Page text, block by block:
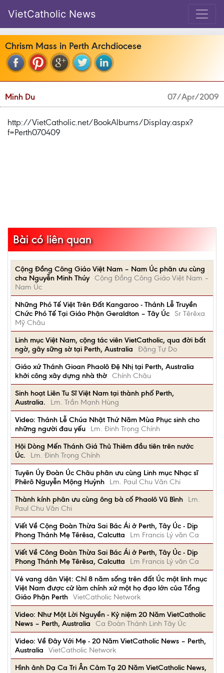
VietCatholic News
Chrism Mass in Perth Archdiocese
Minh Du 07/Apr/2009
http://VietCatholic.net/BookAlbums/Display.aspx?
f=Perth070409
Bài có liên quan
Cộng Đồng Công Giáo Việt Nam – Nam Úc phân ưu cùng
cha Nguyễn Minh Thúy Cộng Đồng Công Giáo Việt Nam –
Nam Úc
Những Phó Tế Việt Trên Đất Kangaroo - Thánh Lễ Truyền
Chức Phó Tế Tại Giáo Phận Geraldton – Tây Úc
Sr Têrêxa
Mỹ Châu
Linh mục Việt Nam, cộng tác viên VietCatholic, qua đời bất
ngờ, gây sững sờ tại Perth, Australia
Đặng Tự Do
Giáo xứ Thánh Gioan Phaolô Đệ Nhị tại Perth, Australia
khởi công xây dựng nhà thờ Chính Châu
Sinh hoạt Liên Tu Sĩ Việt Nam tại thành phố Perth,
Australia.
Lm. Trần Mạnh Hùng
Video: Thánh Lễ Chúa Nhật Thứ Năm Mùa Phục sinh cho
những người đau yếu
Lm. Đinh Trọng Chính
Hội Dòng Mến Thánh Giá Thủ Thiêm đầu tiên trên nước
Úc.
Lm. Đinh Trọng Chính
Tuyên Úy Đoàn Úc Châu phân ưu cùng Linh mục Nhạc sĩ
Phêrô Nguyễn Mộng Huỳnh
Lm. Paul Chu Văn Chi
Thành kính phân ưu cùng ông bà cố Phaolô Vũ Bình
Lm.
Paul Chu Văn Chi
Viết Về Cộng Đoàn Thừa Sai Bác Ái ở Perth, Tây Úc - Dịp
Phong Thánh Mẹ Têrêsa, Calcutta
Lm Francis Lý văn Ca
Viết Về Công Đoàn Thừa Sai Bác Ái ở Perth, Tây Úc - Dịp
Phong Thánh Mẹ Têrêsa, Calcutta
Lm Francis Lý văn Ca
Vẻ vang dân Việt: Chỉ 8 năm sống trên đất Úc một linh mục
Việt Nam được cử làm chính xứ một họ đạo lớn của Tổng
Giáo Phận Perth VietCatholic Network
Video: Như Một Lời Nguyền - Kỷ niệm 20 Năm VietCatholic
News – Perth, Australia
Ca Đoàn Thánh Linh Tây Úc
Video: Về Đây Với Mẹ - 20 Năm VietCatholic News – Perth,
Australia
VietCatholic Network
Hình ảnh Dạ Ca Tri Ân Cảm Tạ 20 Năm VietCatholic News,